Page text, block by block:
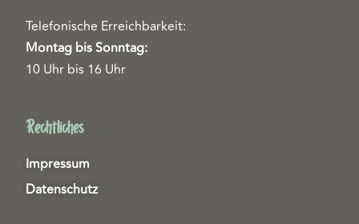
Telefonische Erreichbarkeit:
Montag bis Sonntag:
10 Uhr bis 16 Uhr
Rechtliches
Impressum
Datenschutz